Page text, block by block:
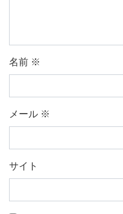
名前 ※
メール ※
サイト